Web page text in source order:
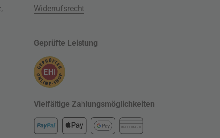
,
Widerrufsrecht
Geprüfte Leistung
Vielfältige Zahlungsmöglichkeiten
KREDITKARTE